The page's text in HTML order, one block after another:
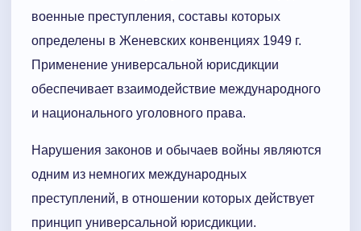
военные преступления, составы которых
определены в Женевских конвенциях 1949 г.
Применение универсальной юрисдикции
обеспечивает взаимодействие международного
и национального уголовного права.
Нарушения законов и обычаев войны являются
одним из немногих международных
преступлений, в отношении которых действует
принцип универсальной юрисдикции.